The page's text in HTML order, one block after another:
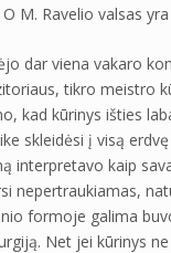
M. Ravelio valsas
dar viena vakaro
tikro meistro
kad kūrinys išties
skleidėsi į visą
interpretavo kaip
nepertraukiamas,
formoje galima
Net jei kūrinys